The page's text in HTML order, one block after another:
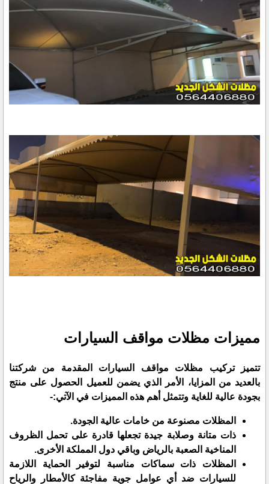
مميزات مظلات مواقف السيارات
تتميزتركيب مظلات
مواقف السيارات المقدمة من شركتنا
بالعديد من المزايا، الأمر الذي يضمن للعميل الحصول على منتج
بجودة عالية للغاية وتتمثل أهم هذه المميزات في الآتي:-
المظلات مصنوعة من خامات عالية الجودة.
ذات متانة وصلابة جيدة تجعلها قادرة على تحمل الظروف
المناخية الصعبة بالرياض وباقي دول المملكة الأخرى.
المظلات ذات سماكات مناسبة لتوفير الحماية اللازمة
للسيارات ضد أي عوامل جوية مفاجئة كالأمطار والرياح